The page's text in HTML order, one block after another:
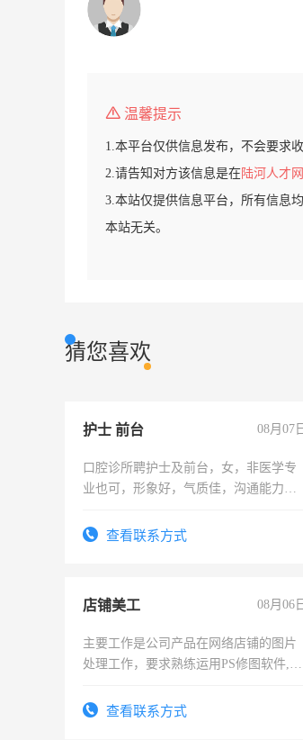
温馨提示
1.本平台仅供信息发布，不会要求
2.请告知对方该信息是在陆河人才网
3.本站仅提供信息平台，所有信息
本站无关。
猜您喜欢
护士 前台 08月07
口腔诊所聘护士及前台，女，非医学专
业也可，形象好，气质佳，沟通能力
查看联系方式
店铺美工 08月06
主要工作是公司产品在网络店铺的图片
处理工作，要求熟练运用PS修图软件,工
查看联系方式